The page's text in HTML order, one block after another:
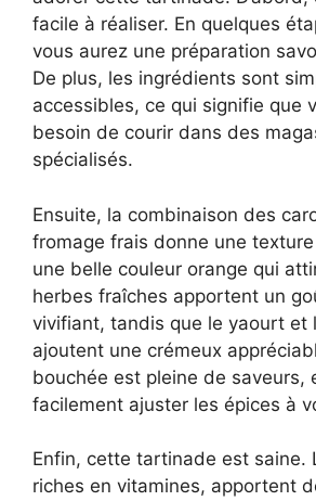
facile à réaliser. En quelques
vous aurez une préparation
De plus, les ingrédients sont
accessibles, ce qui signifie que
besoin de courir dans des
spécialisés.
Ensuite, la combinaison des
fromage frais donne une
une belle couleur orange qui
herbes fraîches apportent un
vivifiant, tandis que le yaourt et
ajoutent une crémeux
bouchée est pleine de saveurs,
facilement ajuster les épices à
Enfin, cette tartinade est saine.
riches en vitamines, apportent